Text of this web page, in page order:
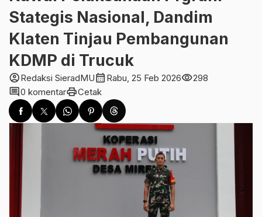
Stategis Nasional, Dandim
Klaten Tinjau Pembangunan
KDMP di Trucuk
account_circleRedaksi SieradMUcalendar_month Rabu, 25 Feb 2026visibility298
comment0 komentarprintCetak